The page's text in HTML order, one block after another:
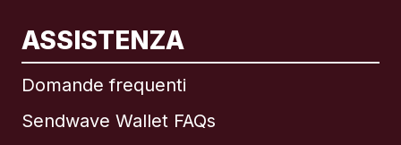
ASSISTENZA
Domande frequenti
Sendwave Wallet FAQs
Internazionale English